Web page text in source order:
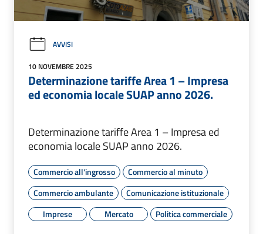
AVVISI
10 NOVEMBRE 2025
Determinazione tariffe Area 1 – Impresa
ed economia locale SUAP anno 2026.
Determinazione tariffe Area 1 – Impresa ed
economia locale SUAP anno 2026.
Commercio all'ingrosso
Commercio al minuto
Commercio ambulante
Comunicazione istituzionale
Imprese
Mercato Politica commerciale